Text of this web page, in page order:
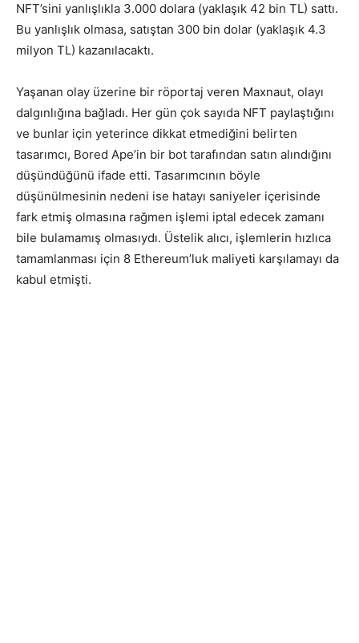
NFT’sini yanlışlıkla 3.000 dolara (yaklaşık 42 bin TL) sattı.
Bu yanlışlık olmasa, satıştan 300 bin dolar (yaklaşık 4.3
milyon TL) kazanılacaktı.
Yaşanan olay üzerine bir röportaj veren Maxnaut, olayı
dalgınlığına bağladı. Her gün çok sayıda NFT paylaştığını
ve bunlar için yeterince dikkat etmediğini belirten
tasarımcı, Bored Ape’in bir bot tarafından satın alındığını
düşündüğünü ifade etti. Tasarımcının böyle
düşünülmesinin nedeni ise hatayı saniyeler içerisinde
fark etmiş olmasına rağmen işlemi iptal edecek zamanı
bile bulamamış olmasıydı. Üstelik alıcı, işlemlerin hızlıca
tamamlanması için 8 Ethereum’luk maliyeti karşılamayı da
kabul etmişti.